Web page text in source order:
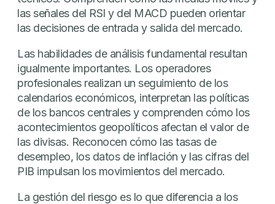
las señales del RSI y del MACD pueden orientar
las decisiones de entrada y salida del mercado.
Las habilidades de análisis fundamental resultan
igualmente importantes. Los operadores
profesionales realizan un seguimiento de los
calendarios económicos, interpretan las políticas
de los bancos centrales y comprenden cómo los
acontecimientos geopolíticos afectan el valor de
las divisas. Reconocen cómo las tasas de
desempleo, los datos de inflación y las cifras del
PIB impulsan los movimientos del mercado.
La gestión del riesgo es lo que diferencia a los